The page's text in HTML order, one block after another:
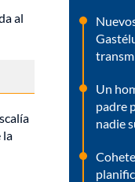
al
la
Un
padre
nadie